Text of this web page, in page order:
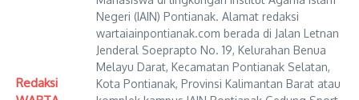
Redaksi
Negeri (IAIN) Pontianak. Alamat redaksi
wartaiainpontianak.com berada di Jalan Letnan
Jenderal Soeprapto No. 19, Kelurahan Benua
Melayu Darat, Kecamatan Pontianak Selatan,
Kota Pontianak, Provinsi Kalimantan Barat atau